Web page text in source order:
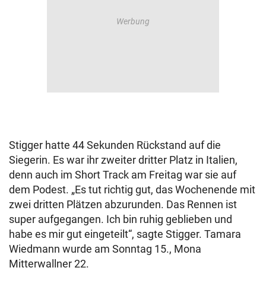
Stigger hatte 44 Sekunden Rückstand auf die
Siegerin. Es war ihr zweiter dritter Platz in Italien,
denn auch im Short Track am Freitag war sie auf
dem Podest. „Es tut richtig gut, das Wochenende mit
zwei dritten Plätzen abzurunden. Das Rennen ist
super aufgegangen. Ich bin ruhig geblieben und
habe es mir gut eingeteilt“, sagte Stigger. Tamara
Wiedmann wurde am Sonntag 15., Mona
Mitterwallner 22.